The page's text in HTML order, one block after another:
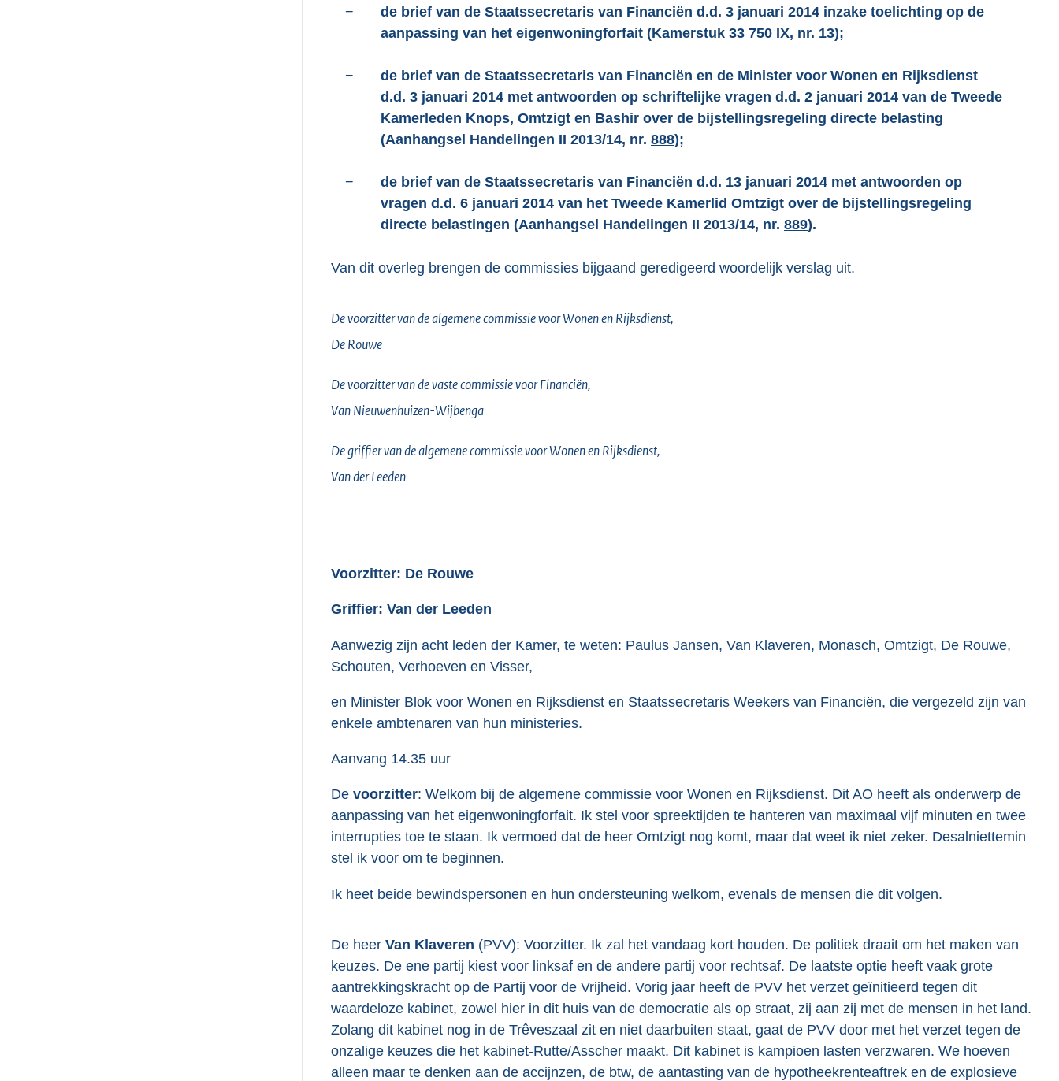
1
K
−
de brief van de Staatssecretaris van Financiën d.d. 3 januari 2014 inzake toelichting op de
aanpassing van het eigenwoningforfait (Kamerstuk 33 750 IX, nr. 13);
−
de brief van de Staatssecretaris van Financiën en de Minister voor Wonen en Rijksdienst
d.d. 3 januari 2014 met antwoorden op schriftelijke vragen d.d. 2 januari 2014 van de Tweede
Kamerleden Knops, Omtzigt en Bashir over de bijstellingsregeling directe belasting
(Aanhangsel Handelingen II 2013/14, nr. 888);
−
de brief van de Staatssecretaris van Financiën d.d. 13 januari 2014 met antwoorden op
vragen d.d. 6 januari 2014 van het Tweede Kamerlid Omtzigt over de bijstellingsregeling
directe belastingen (Aanhangsel Handelingen II 2013/14, nr. 889).
Van dit overleg brengen de commissies bijgaand geredigeerd woordelijk verslag uit.
De voorzitter van de algemene commissie voor Wonen en Rijksdienst,
De Rouwe
De voorzitter van de vaste commissie voor Financiën,
Van Nieuwenhuizen-Wijbenga
De griffier van de algemene commissie voor Wonen en Rijksdienst,
Van der Leeden
Voorzitter: De Rouwe
Griffier: Van der Leeden
Aanwezig zijn acht leden der Kamer, te weten: Paulus Jansen, Van Klaveren, Monasch, Omtzigt, De Rouwe,
Schouten, Verhoeven en Visser,
en Minister Blok voor Wonen en Rijksdienst en Staatssecretaris Weekers van Financiën, die vergezeld zijn van
enkele ambtenaren van hun ministeries.
Aanvang 14.35 uur
De voorzitter: Welkom bij de algemene commissie voor Wonen en Rijksdienst. Dit AO heeft als onderwerp de
aanpassing van het eigenwoningforfait. Ik stel voor spreektijden te hanteren van maximaal vijf minuten en twee
interrupties toe te staan. Ik vermoed dat de heer Omtzigt nog komt, maar dat weet ik niet zeker. Desalniettemin
stel ik voor om te beginnen.
Ik heet beide bewindspersonen en hun ondersteuning welkom, evenals de mensen die dit volgen.
De heer Van Klaveren (PVV): Voorzitter. Ik zal het vandaag kort houden. De politiek draait om het maken van
keuzes. De ene partij kiest voor linksaf en de andere partij voor rechtsaf. De laatste optie heeft vaak grote
aantrekkingskracht op de Partij voor de Vrijheid. Vorig jaar heeft de PVV het verzet geïnitieerd tegen dit
waardeloze kabinet, zowel hier in dit huis van de democratie als op straat, zij aan zij met de mensen in het land.
Zolang dit kabinet nog in de Trêveszaal zit en niet daarbuiten staat, gaat de PVV door met het verzet tegen de
onzalige keuzes die het kabinet-Rutte/Asscher maakt. Dit kabinet is kampioen lasten verzwaren. We hoeven
alleen maar te denken aan de accijnzen, de btw, de aantasting van de hypotheekrenteaftrek en de explosieve